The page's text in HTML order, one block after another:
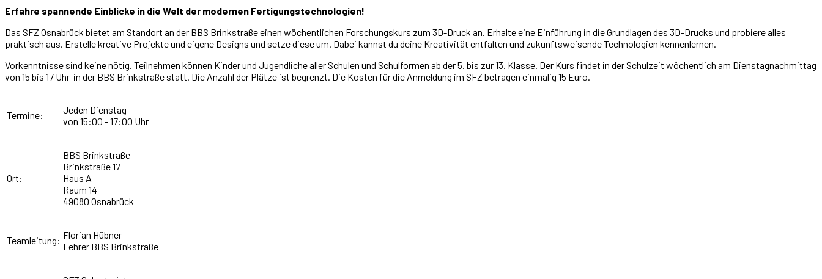
Erfahre spannende Einblicke in die Welt der modernen Fertigungstechnologien!
Das SFZ Osnabrück bietet am Standort an der BBS Brinkstraße einen wöchentlichen Forschungskurs zum 3D-Druck an. Erhalte eine Einführung in die Grundlagen des 3D-Drucks und probiere alles
praktisch aus. Erstelle kreative Projekte und eigene Designs und setze diese um. Dabei kannst du deine Kreativität entfalten und zukunftsweisende Technologien kennenlernen.
Vorkenntnisse sind keine nötig. Teilnehmen können Kinder und Jugendliche aller Schulen und Schulformen ab der 5. bis zur 13. Klasse. Der Kurs findet in der Schulzeit wöchentlich am Dienstagnachmittag
von 15 bis 17 Uhr in der BBS Brinkstraße statt. Die Anzahl der Plätze ist begrenzt. Die Kosten für die Anmeldung im SFZ betragen einmalig 15 Euro.
Termine:
Jeden Dienstag
von 15:00 - 17:00 Uhr
Ort:
BBS Brinkstraße
Brinkstraße 17
Haus A
Raum 14
49080 Osnabrück
Teamleitung: Florian Hübner
Lehrer BBS Brinkstraße